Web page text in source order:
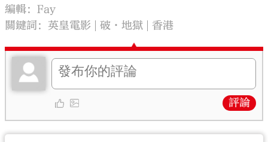
編輯：Fay
關鍵詞：英皇電影 破·地獄 香港
評論